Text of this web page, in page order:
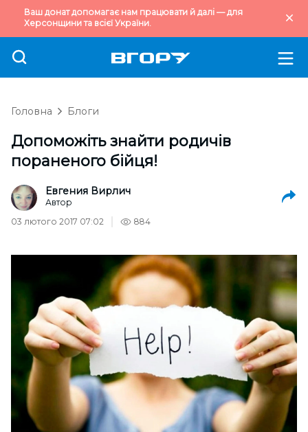
Ваш донат допомагає нам працювати й далі — для
Херсонщини та всієї України.
Головна Блоги
Допоможіть знайти родичів
пораненого бійця!
Евгения Вирлич
Автор
03 лютого 2017 07:02
884